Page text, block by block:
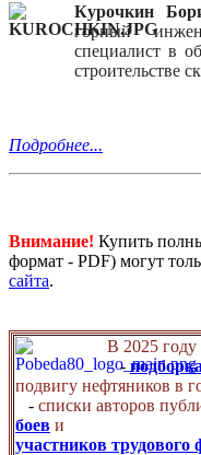
Курочкин
горный
специалист в
строительстве
Подробнее...
Внимание! Купить
формат - PDF) могут
сайта.
В 2025
-
подвигу нефтяников в
- списки авторов
боев и
участников трудового